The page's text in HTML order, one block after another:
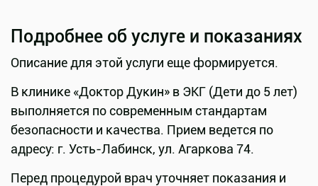
Подробнее об услуге и показаниях
Описание для этой услуги еще формируется.
В клинике «Доктор Дукин» в ЭКГ (Дети до 5 лет)
выполняется по современным стандартам
безопасности и качества. Прием ведется по
адресу: г. Усть-Лабинск, ул. Агаркова 74.
Перед процедурой врач уточняет показания и